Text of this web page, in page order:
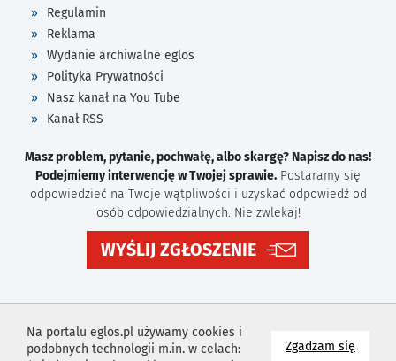
Zgadzam się
Na portalu eglos.pl używamy cookies i
podobnych technologii m.in. w celach:
Regulamin
Reklama
Wydanie archiwalne eglos
Polityka Prywatności
Nasz kanał na You Tube
Kanał RSS
Masz problem, pytanie, pochwałę, albo skargę? Napisz do nas!
Podejmiemy interwencję w Twojej sprawie. Postaramy się
odpowiedzieć na Twoje wątpliwości i uzyskać odpowiedź od
osób odpowiedzialnych. Nie zwlekaj!
WYŚLIJ ZGŁOSZENIE